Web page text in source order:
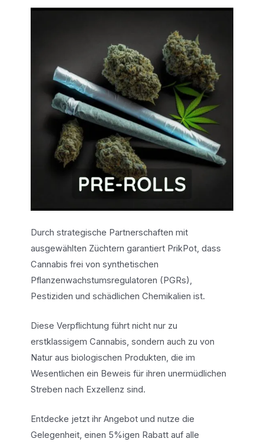
Durch strategische Partnerschaften mit
ausgewählten Züchtern garantiert PrikPot, dass
Cannabis frei von synthetischen
Pflanzenwachstumsregulatoren (PGRs),
Pestiziden und schädlichen Chemikalien ist.
Diese Verpflichtung führt nicht nur zu
erstklassigem Cannabis, sondern auch zu von
Natur aus biologischen Produkten, die im
Wesentlichen ein Beweis für ihren unermüdlichen
Streben nach Exzellenz sind.
Entdecke jetzt ihr Angebot und nutze die
Gelegenheit, einen 5%igen Rabatt auf alle